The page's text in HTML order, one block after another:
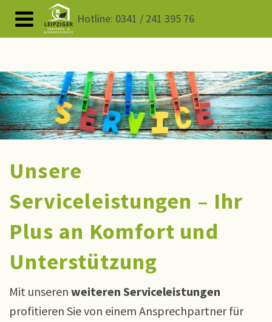
Hotline: 0341 / 241 395 76
Unsere
Serviceleistungen – Ihr
Plus an Komfort und
Unterstützung
Mit unseren weiteren Serviceleistungen
profitieren Sie von einem Ansprechpartner für